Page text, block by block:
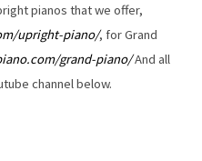
pianos that we offer,
upright-piano/, for Grand
grand-piano/And all
channel below.